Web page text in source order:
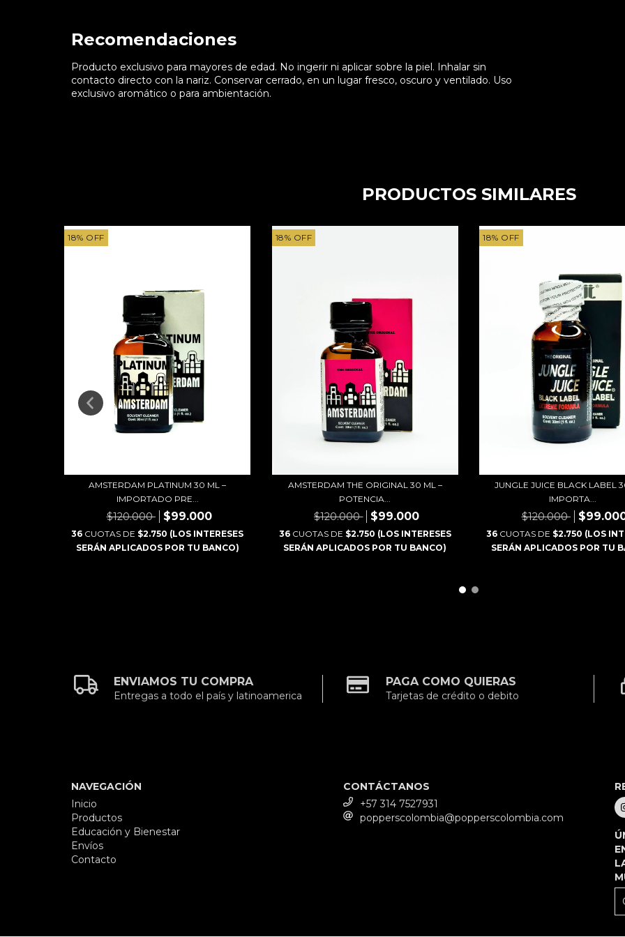
Recomendaciones
Producto exclusivo para mayores de edad. No ingerir ni aplicar sobre la piel. Inhalar sin
contacto directo con la nariz. Conservar cerrado, en un lugar fresco, oscuro y ventilado. Uso
exclusivo aromático o para ambientación.
PRODUCTOS SIMILARES
18% OFF
AMSTERDAM PLATINUM 30 ML –
IMPORTADO PRE...
$120.000 $99.000
36 CUOTAS DE $2.750 (LOS INTERESES
SERÁN APLICADOS POR TU BANCO)
18% OFF
AMSTERDAM THE ORIGINAL 30 ML –
POTENCIA...
$120.000 $99.000
36 CUOTAS DE $2.750 (LOS INTERESES
SERÁN APLICADOS POR TU BANCO)
18% OFF
JUNGLE JUICE BLACK LABEL
IMPORTA...
$120.000
36 CUOTAS DE $2.750 (LOS
SERÁN APLICADOS POR TU
ENVIAMOS TU COMPRA
Entregas a todo el país y latinoamerica
PAGA COMO QUIERAS
Tarjetas de crédito o debito
NAVEGACIÓN
Inicio
Productos
Educación y Bienestar
Envíos
Contacto
CONTÁCTANOS
+57 314 7527931
popperscolombia@popperscolombia.com